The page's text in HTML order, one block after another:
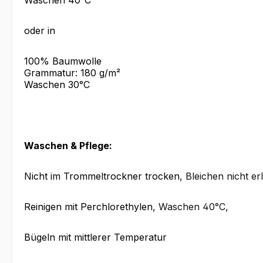
oder in
100% Baumwolle
Grammatur: 180 g/m²
Waschen 30°C
Waschen & Pflege:
Nicht im Trommeltrockner trocken, Bleichen nicht
Reinigen mit Perchlorethylen, Waschen 40°C,
Bügeln mit mittlerer Temperatur